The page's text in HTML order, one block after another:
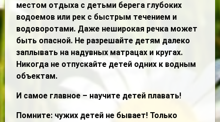
местом отдыха с детьми берега глубоких
водоемов или рек с быстрым течением и
водоворотами. Даже неширокая речка может
быть опасной. Не разрешайте детям далеко
заплывать на надувных матрацах и кругах.
Никогда не отпускайте детей одних к водным
объектам.
И самое главное – научите детей плавать!
Помните: чужих детей не бывает! Только